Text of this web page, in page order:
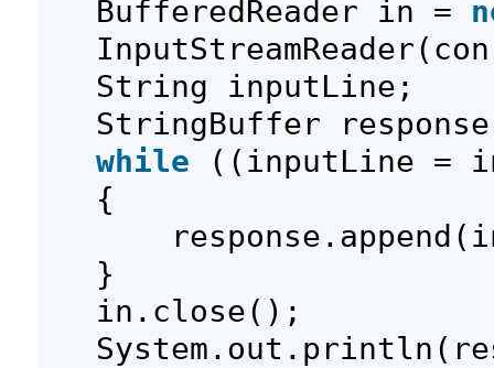
BufferedReader in =
String inputLine;
StringBuffer
while
((inputLine =
{
}
in.close();